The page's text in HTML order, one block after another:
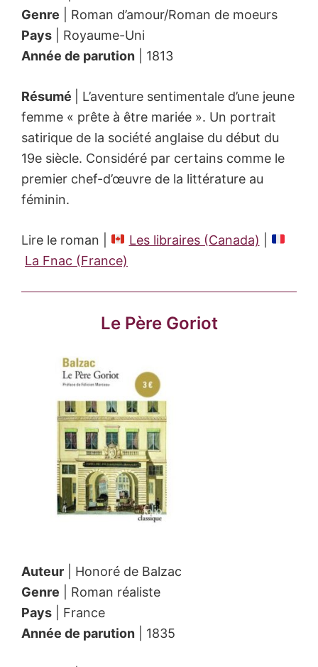
Genre | Roman d’amour/Roman de moeurs
Pays | Royaume-Uni
Année de parution | 1813
Résumé
| L’aventure sentimentale d’une jeune
femme « prête à être mariée ». Un portrait
satirique de la société anglaise du début du
19e siècle. Considéré par certains comme le
premier chef-d’œuvre de la littérature au
féminin.
Lire le roman | Les libraires (Canada)
La Fnac (France)
Le Père Goriot
Auteur | Honoré de Balzac
Genre | Roman réaliste
Pays | France
Année de parution | 1835